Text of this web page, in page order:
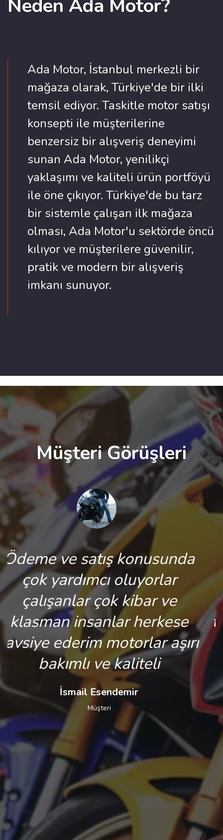
Neden Ada Motor?
Ada Motor, İstanbul merkezli bir
mağaza olarak, Türkiye'de bir ilki
temsil ediyor. Taskitle motor satışı
konsepti ile müşterilerine
benzersiz bir alışveriş deneyimi
sunan Ada Motor, yenilikçi
yaklaşımı ve kaliteli ürün portföyü
ile öne çıkıyor. Türkiye'de bu tarz
bir sistemle çalışan ilk mağaza
olması, Ada Motor'u sektörde öncü
kılıyor ve müşterilere güvenilir,
pratik ve modern bir alışveriş
imkanı sunuyor.
Müşteri Görüşleri
Motor malzemeleri
koruyucusu
uygun fiyat Kredi
taksit imkanı var ikinci
sıfır motor satışı var
gördüğüm kadarıyla.
Fatih Mehmet Filiz